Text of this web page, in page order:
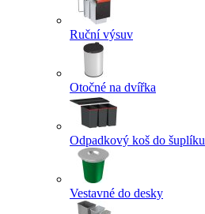
Ruční výsuv
Otočné na dvířka
Odpadkový koš do šuplíku
Vestavné do desky